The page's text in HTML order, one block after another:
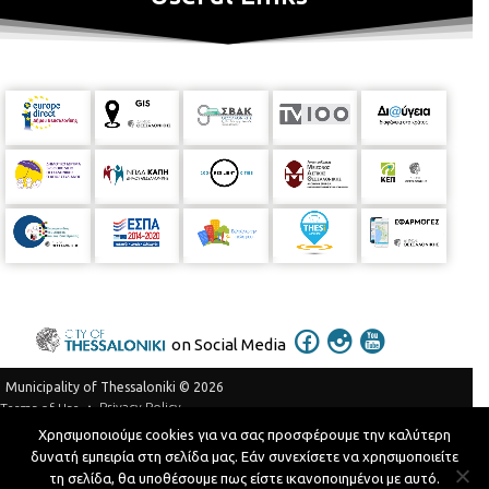
on Social Media
Municipality of Thessaloniki © 2026
Terms of Use
Privacy Policy
Telephone Catalog
Developed byMyCompany Projects
Χρησιμοποιούμε cookies για να σας προσφέρουμε την καλύτερη
δυνατή εμπειρία στη σελίδα μας. Εάν συνεχίσετε να χρησιμοποιείτε
τη σελίδα, θα υποθέσουμε πως είστε ικανοποιημένοι με αυτό.